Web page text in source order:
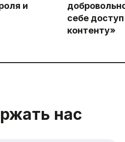
и
себе
контенту»
нас